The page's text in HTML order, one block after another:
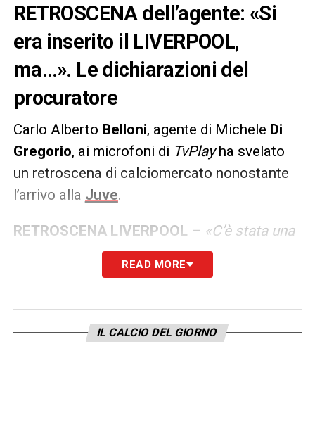
RETROSCENA dell’agente: «Si
era inserito il LIVERPOOL,
ma…». Le dichiarazioni del
procuratore
Carlo Alberto Belloni, agente di Michele Di
Gregorio, ai microfoni di TvPlayha svelato
un retroscena di calciomercato nonostante
l’arrivo alla Juve.
RETROSCENA LIVERPOOL – «C’è stata una
chiacchierata con il Liverpool e ovviamente
ci ha fatto molto piacere. Noi però avevamo
scelta dopo aver parlato con Giuntoli. Siamo
READ MORE
IL CALCIO DEL GIORNO